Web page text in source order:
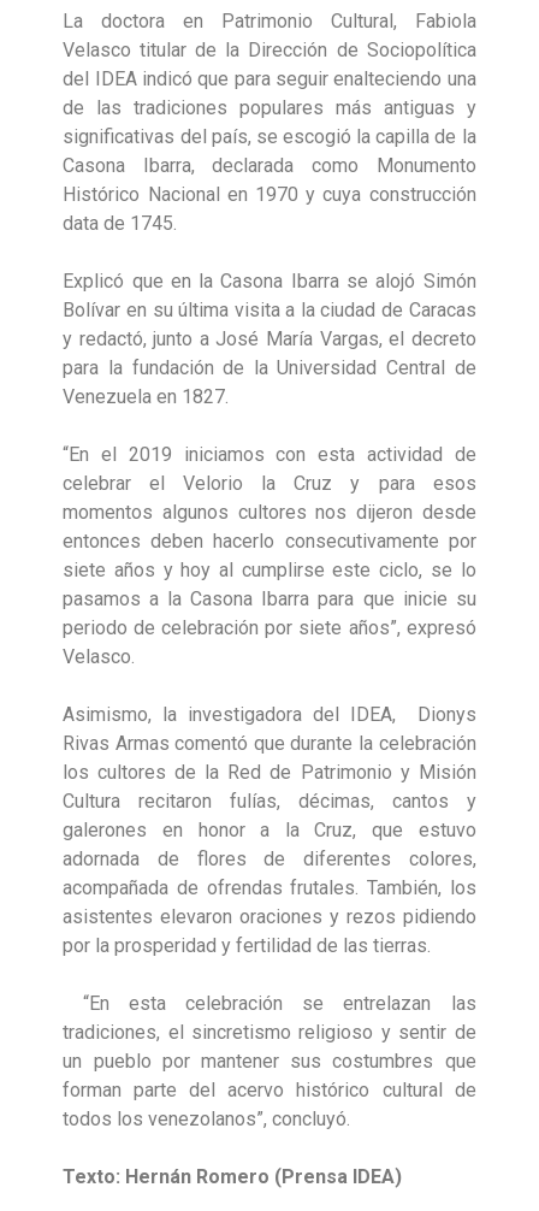
La doctora en Patrimonio Cultural, Fabiola
Velasco titular de la Dirección de Sociopolítica
del IDEA indicó que para seguir enalteciendo una
de las tradiciones populares más antiguas y
significativas del país, se escogió la capilla de la
Casona Ibarra, declarada como Monumento
Histórico Nacional en 1970 y cuya construcción
data de 1745.
Explicó que en la Casona Ibarra se alojó Simón
Bolívar en su última visita a la ciudad de Caracas
y redactó, junto a José María Vargas, el decreto
para la fundación de la Universidad Central de
Venezuela en 1827.
“En el 2019 iniciamos con esta actividad de
celebrar el Velorio la Cruz y para esos
momentos algunos cultores nos dijeron desde
entonces deben hacerlo consecutivamente por
siete años y hoy al cumplirse este ciclo, se lo
pasamos a la Casona Ibarra para que inicie su
periodo de celebración por siete años”, expresó
Velasco.
Asimismo, la investigadora del IDEA, Dionys
Rivas Armas comentó que durante la celebración
los cultores de la Red de Patrimonio y Misión
Cultura recitaron fulías, décimas, cantos y
galerones en honor a la Cruz, que estuvo
adornada de flores de diferentes colores,
acompañada de ofrendas frutales. También, los
asistentes elevaron oraciones y rezos pidiendo
por la prosperidad y fertilidad de las tierras.
“En esta celebración se entrelazan las
tradiciones, el sincretismo religioso y sentir de
un pueblo por mantener sus costumbres que
forman parte del acervo histórico cultural de
todos los venezolanos”, concluyó.
Texto: Hernán Romero (Prensa IDEA)